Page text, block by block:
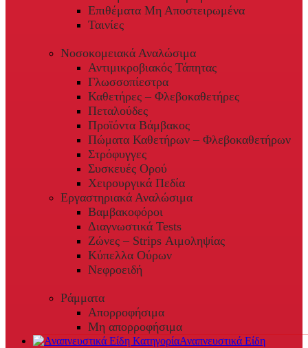
Επιθέματα Μη Αποστειρωμένα
Ταινίες
Νοσοκομειακά Αναλώσιμα
Αντιμικροβιακός Τάπητας
Γλωσσοπίεστρα
Καθετήρες – Φλεβοκαθετήρες
Πεταλούδες
Προϊόντα Βάμβακος
Πώματα Καθετήρων – Φλεβοκαθετήρων
Στρόφυγγες
Συσκευές Ορού
Χειρουργικά Πεδία
Εργαστηριακά Αναλώσιμα
Βαμβακοφόροι
Διαγνωστικά Tests
Ζώνες – Strips Αιμοληψίας
Κύπελλα Ούρων
Νεφροειδή
Ράμματα
Απορροφήσιμα
Μη απορροφήσιμα
Αναπνευστικά Είδη